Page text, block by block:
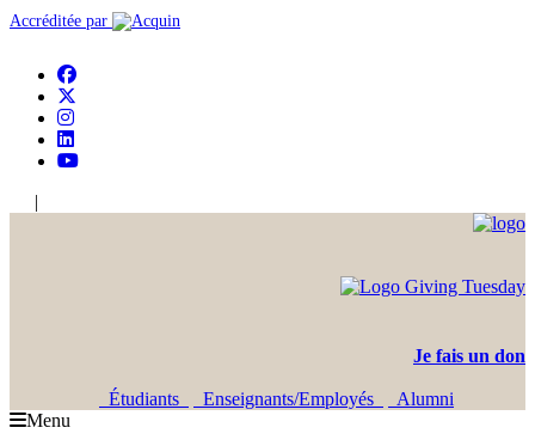
Accréditée par
|
Je fais un don
Étudiants Enseignants/Employés
Alumni
Menu